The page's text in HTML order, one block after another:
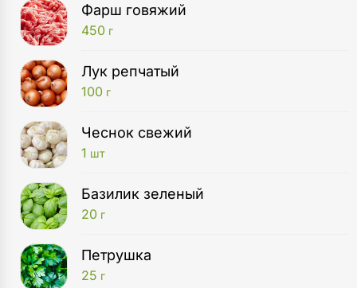
Фарш говяжий
450 г
Лук репчатый
100 г
Чеснок свежий
1 шт
Базилик зеленый
20 г
Петрушка
25 г